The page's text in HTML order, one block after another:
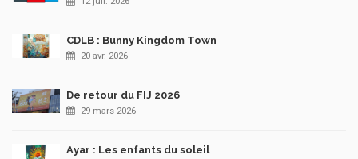
CDLB : Bunny Kingdom Town
20 avr. 2026
De retour du FIJ 2026
29 mars 2026
Ayar : Les enfants du soleil